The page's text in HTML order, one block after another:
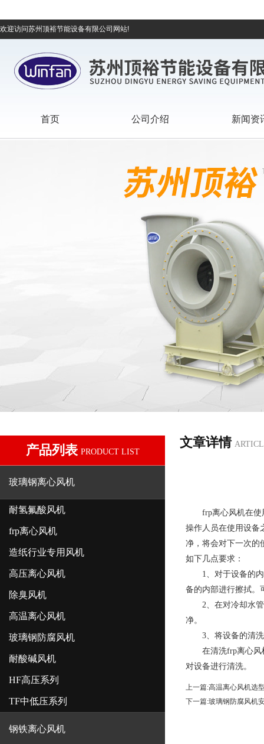
欢迎访问苏州顶裕节能设备有限公司网站!
首页 公司介绍 新闻资
产品列表 PRODUCT LIST
玻璃钢离心风机
耐氢氟酸风机
frp离心风机
造纸行业专用风机
高压离心风机
除臭风机
高温离心风机
玻璃钢防腐风机
耐酸碱风机
HF高压系列
TF中低压系列
钢铁离心风机
文章详情
frp离心风机在使
操作人员在使用设备
净，将会对下一次的
如下几点要求：
1、对于设备的内
备的内部进行擦拭。
2、在对冷却水管
净。
3、将设备的清洗
在清洗frp离心风机
对设备进行清洗。
上一篇:高温离心风机选
下一篇:玻璃钢防腐风机